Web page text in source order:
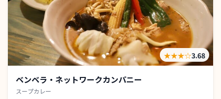
★★★☆3.68
ベンベラ・ネットワークカンパニー
スープカレー